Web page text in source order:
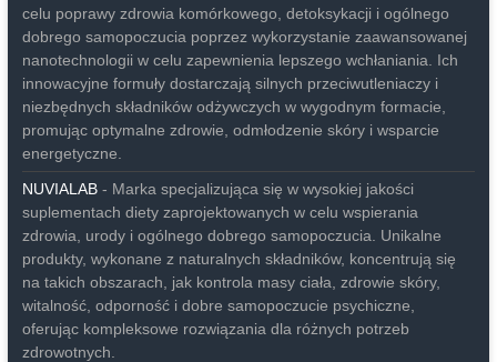
celu poprawy zdrowia komórkowego, detoksykacji i ogólnego
dobrego samopoczucia poprzez wykorzystanie zaawansowanej
nanotechnologii w celu zapewnienia lepszego wchłaniania. Ich
innowacyjne formuły dostarczają silnych przeciwutleniaczy i
niezbędnych składników odżywczych w wygodnym formacie,
promując optymalne zdrowie, odmłodzenie skóry i wsparcie
energetyczne.
NUVIALAB- Marka specjalizująca się w wysokiej jakości
suplementach diety zaprojektowanych w celu wspierania
zdrowia, urody i ogólnego dobrego samopoczucia. Unikalne
produkty, wykonane z naturalnych składników, koncentrują się
na takich obszarach, jak kontrola masy ciała, zdrowie skóry,
witalność, odporność i dobre samopoczucie psychiczne,
oferując kompleksowe rozwiązania dla różnych potrzeb
zdrowotnych.